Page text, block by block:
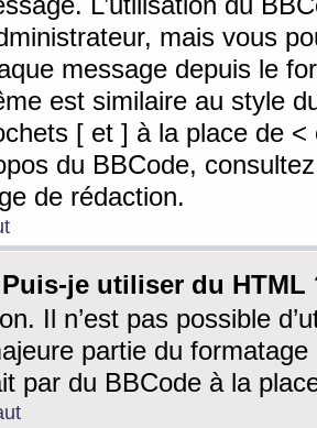
mais vous
message depuis le
est similaire au style
[ et ] à la place de <
du BBCode,
de rédaction.
je utiliser du HTML
Il n’est pas possible
partie du
par du BBCode à la